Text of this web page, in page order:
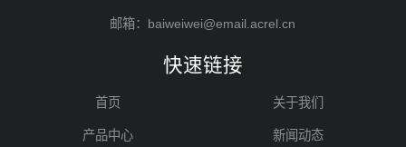
邮箱：baiweiwei@email.acrel.cn
快速链接
首页 关于我们
产品中心 新闻动态